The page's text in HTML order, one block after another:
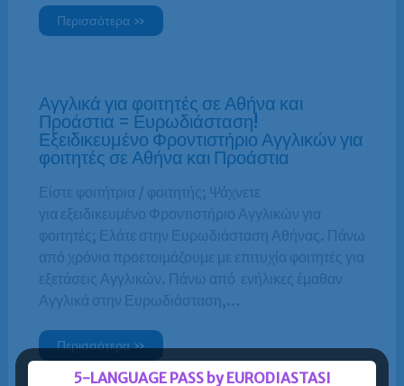
Περισσότερα »
Αγγλικά για φοιτητές σε Αθήνα και
Προάστια = Ευρωδιάσταση!
Εξειδικευμένο Φροντιστήριο Αγγλικών για
φοιτητές σε Αθήνα και Προάστια
Είστε φοιτήτρια / φοιτητής; Ψάχνετε
για εξειδικευμένο Φροντιστήριο Αγγλικών για
φοιτητές; Ελάτε στην Ευρωδιάσταση Αθήνας. Πάνω
από χρόνια προετοιμάζουμε με επιτυχία φοιτητές για
εξετάσεις Αγγλικών. Πάνω από ενήλικες έμαθαν
Αγγλικά στην Ευρωδιάσταση,…
Περισσότερα »
5-LANGUAGE PASS by EURODIASTASI